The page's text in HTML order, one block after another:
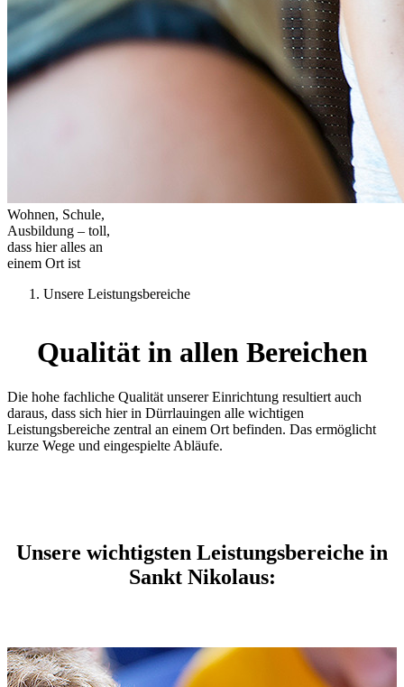
Wohnen, Schule,
Ausbildung – toll,
dass hier alles an
einem Ort ist
Unsere Leistungsbereiche
Qualität in allen Bereichen
Die hohe fachliche Qualität unserer Einrichtung resultiert auch
daraus, dass sich hier in Dürrlauingen alle wichtigen
Leistungsbereiche zentral an einem Ort befinden. Das ermöglicht
kurze Wege und eingespielte Abläufe.
Unsere wichtigsten Leistungsbereiche in
Sankt Nikolaus: